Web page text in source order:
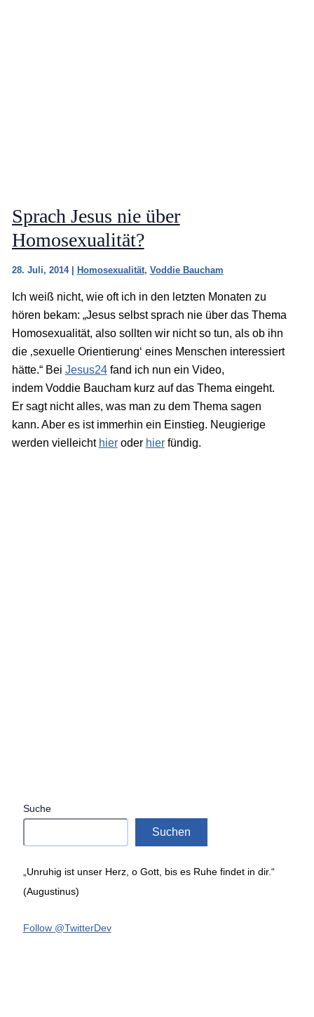
Sprach Jesus nie über
Homosexualität?
28. Juli, 2014 Homosexualität, Voddie Baucham
Ich weiß nicht, wie oft ich in den letzten Monaten zu
hören bekam: „Jesus selbst sprach nie über das Thema
Homosexualität, also sollten wir nicht so tun, als ob ihn
die ‚sexuelle Orientierung‘ eines Menschen interessiert
hätte.“ Bei Jesus24fand ich nun ein Video,
indem Voddie Baucham kurz auf das Thema eingeht.
Er sagt nicht alles, was man zu dem Thema sagen
kann. Aber es ist immerhin ein Einstieg. Neugierige
werden vielleicht hieroder hierfündig.
Suche
Suchen
„Unruhig ist unser Herz, o Gott, bis es Ruhe findet in dir.“
(Augustinus)
Follow @TwitterDev